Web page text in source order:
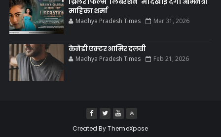
माहिका शर्मा
Madhya Pradesh Times Mar 31, 2026
केनेडी एक्टर आमिर दलवी
Madhya Pradesh Times Feb 21, 2026
Created ByThemeXpose